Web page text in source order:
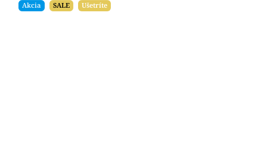
Akcia SALE Ušetríte